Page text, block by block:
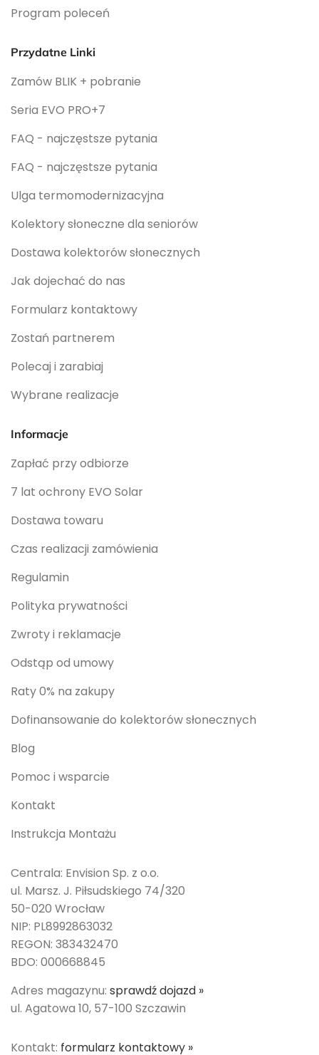
Program poleceń
Przydatne Linki
Zamów BLIK + pobranie
Seria EVO PRO+7
FAQ - najczęstsze pytania
FAQ - najczęstsze pytania
Ulga termomodernizacyjna
Kolektory słoneczne dla seniorów
Dostawa kolektorów słonecznych
Jak dojechać do nas
Formularz kontaktowy
Zostań partnerem
Polecaj i zarabiaj
Wybrane realizacje
Informacje
Zapłać przy odbiorze
7 lat ochrony EVO Solar
Dostawa towaru
Czas realizacji zamówienia
Regulamin
Polityka prywatności
Zwroty i reklamacje
Odstąp od umowy
Raty 0% na zakupy
Dofinansowanie do kolektorów słonecznych
Blog
Pomoc i wsparcie
Kontakt
Instrukcja Montażu
Centrala: Envision Sp. z o.o.
ul. Marsz. J. Piłsudskiego 74/320
50-020 Wrocław
NIP: PL8992863032
REGON: 383432470
BDO: 000668845
Adres magazynu: sprawdź dojazd »
ul. Agatowa 10, 57-100 Szczawin
Kontakt: formularz kontaktowy »